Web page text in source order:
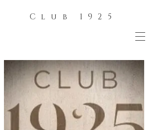
Club 1925